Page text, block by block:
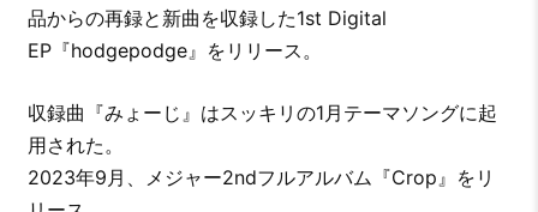
品からの再録と新曲を収録した1st Digital
EP『hodgepodge』をリリース。
収録曲『みょーじ』はスッキリの1月テーマソングに起
用された。
2023年9月、メジャー2ndフルアルバム『Crop』をリ